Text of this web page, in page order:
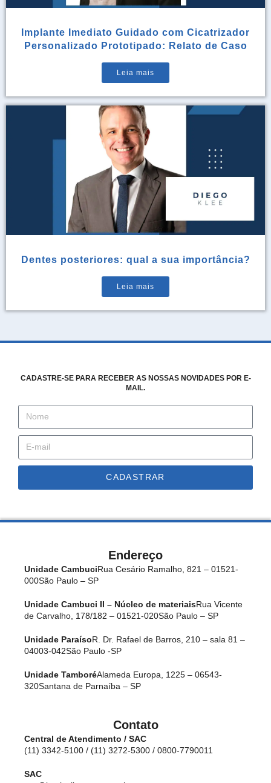
Implante Imediato Guidado com Cicatrizador
Personalizado Prototipado: Relato de Caso
Leia mais
Dentes posteriores: qual a sua importância?
Leia mais
CADASTRE-SE PARA RECEBER AS NOSSAS NOVIDADES POR E-
MAIL.
CADASTRAR
Endereço
Unidade CambuciRua Cesário Ramalho, 821 – 01521-
000São Paulo – SP
Unidade Cambuci II – Núcleo de materiaisRua Vicente
de Carvalho, 178/182 – 01521-020São Paulo – SP
Unidade ParaísoR. Dr. Rafael de Barros, 210 – sala 81 –
04003-042São Paulo -SP
Unidade TamboréAlameda Europa, 1225 – 06543-
320Santana de Parnaíba – SP
Contato
Central de Atendimento / SAC
(11) 3342-5100 / (11) 3272-5300 / 0800-7790011
SAC